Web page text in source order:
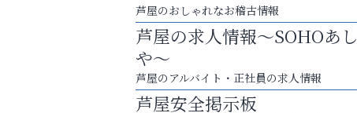
芦屋のおしゃれなお稽古情報
芦屋の求人情報～SOHOあし
や～
芦屋のアルバイト・正社員の求人情報
芦屋安全掲示板